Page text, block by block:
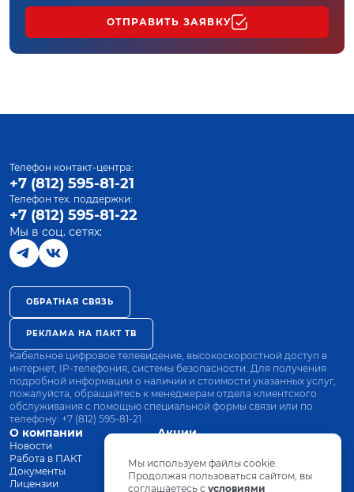
ОТПРАВИТЬ ЗАЯВКУ
О компании
Новости
Работа в ПАКТ
Документы
Лицензии
Акции
Оплата
Оборудование
Телефон контакт-центра:
+7 (812) 595-81-21
Телефон тех. поддержки:
+7 (812) 595-81-22
Мы в соц. сетях:
ОБРАТНАЯ СВЯЗЬ
РЕКЛАМА НА ПАКТ ТВ
Кабельное цифровое телевидение, высокоскоростной доступ в
интернет, IP-телефония, системы безопасности. Для получения
подробной информации о наличии и стоимости указанных услуг,
пожалуйста, обращайтесь к менеджерам отдела клиентского
обслуживания с помощью специальной формы связи или по
телефону: +7 (812) 595-81-21
Мы используем файлы cookie.
Продолжая пользоваться сайтом, вы
соглашаетесь с условиями